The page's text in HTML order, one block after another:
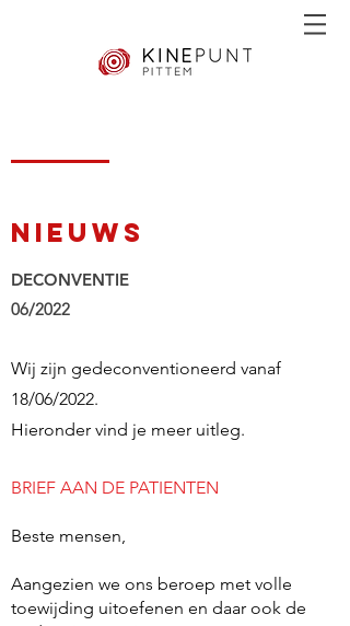
NIEUWS
DECONVENTIE
06/2022
Wij zijn gedeconventioneerd vanaf
18/06/2022.
Hieronder vind je meer uitleg.
BRIEF AAN DE PATIENTEN
Beste mensen,
Aangezien we ons beroep met volle
toewijding uitoefenen en daar ook de